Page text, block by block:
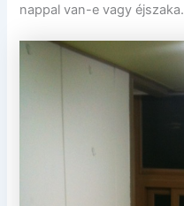
nappal van-e vagy éjszaka.